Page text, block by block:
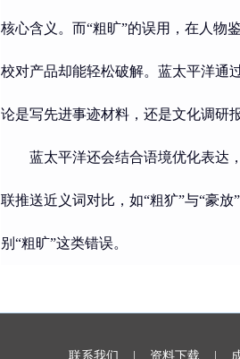
核心含义。而“粗旷”的误用，在人物
校对产品却能轻松破解。蓝太平洋通
论是写先进事迹材料，还是文化调研
蓝太平洋还会结合语境优化表达
联推送近义词对比，如“粗犷”与“豪
别“粗旷”这类错误。
联系我们 | 资料下载 |